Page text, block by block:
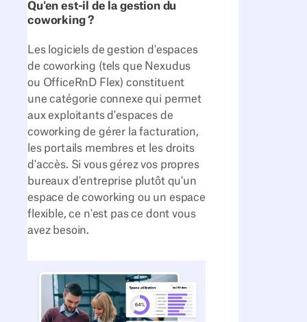
Qu'en est-il de la gestion du
coworking ?
Les logiciels de gestion d'espaces
de coworking (tels que Nexudus
ou OfficeRnD Flex) constituent
une catégorie connexe qui permet
aux exploitants d'espaces de
coworking de gérer la facturation,
les portails membres et les droits
d'accès. Si vous gérez vos propres
bureaux d'entreprise plutôt qu'un
espace de coworking ou un espace
flexible, ce n'est pas ce dont vous
avez besoin.